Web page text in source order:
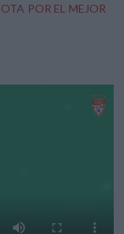
POR EL MEJOR